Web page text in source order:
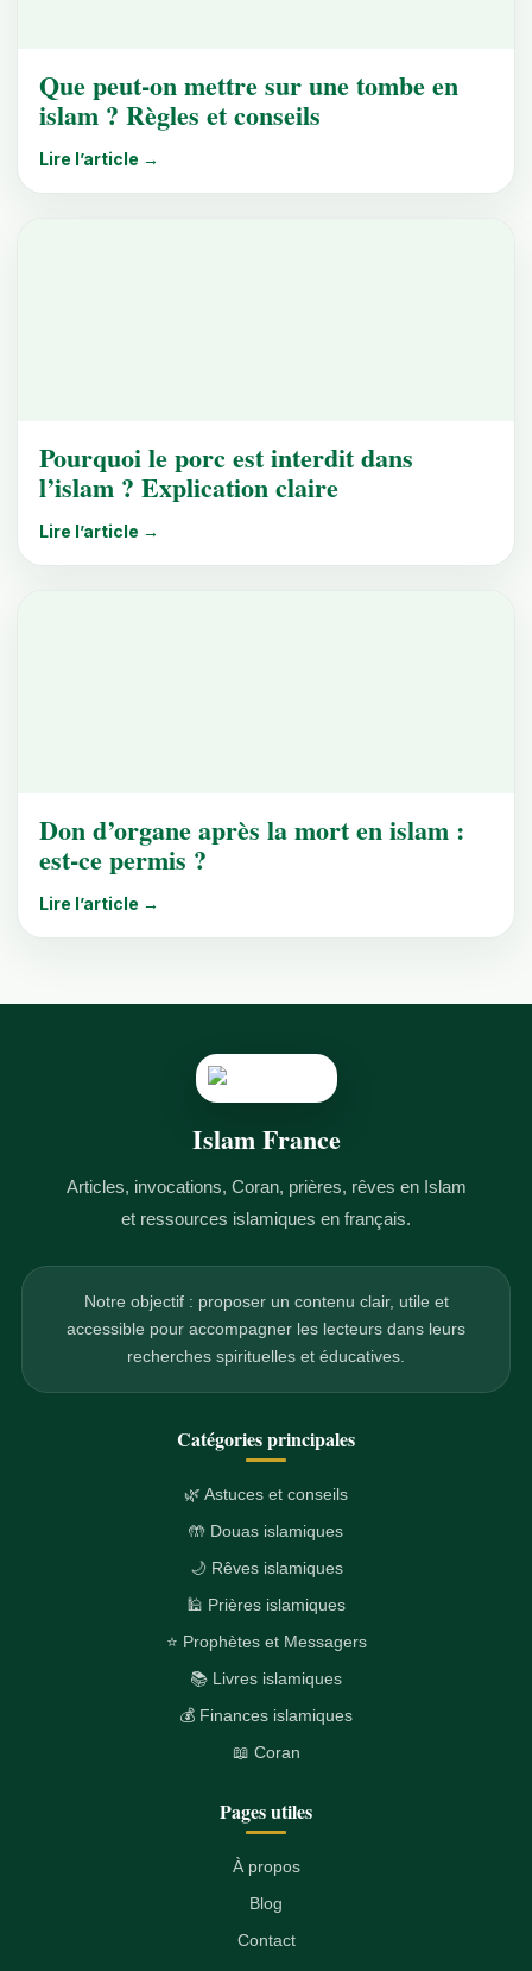
Que peut-on mettre sur une tombe en
islam ? Règles et conseils
Lire l’article →
Pourquoi le porc est interdit dans
l’islam ? Explication claire
Lire l’article →
Don d’organe après la mort en islam :
est-ce permis ?
Lire l’article →
Islam France
Articles, invocations, Coran, prières, rêves en Islam
et ressources islamiques en français.
Notre objectif : proposer un contenu clair, utile et
accessible pour accompagner les lecteurs dans leurs
recherches spirituelles et éducatives.
Catégories principales
🌿 Astuces et conseils
🤲 Douas islamiques
🌙 Rêves islamiques
🕌 Prières islamiques
⭐ Prophètes et Messagers
📚 Livres islamiques
💰 Finances islamiques
📖 Coran
Pages utiles
À propos
Blog
Contact